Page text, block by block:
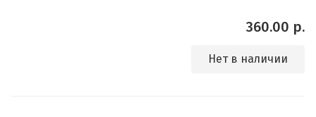
360.00 р.
Нет в наличии